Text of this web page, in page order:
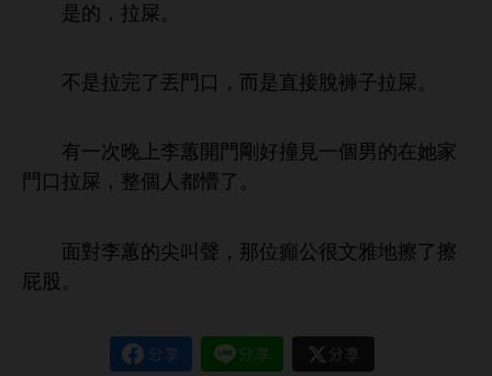
，拉屎。
拉完 丟 ，而 直接脫褲子拉屎。
次 李蕙 剛好撞見
個男
拉屎，
個 都懵 。
面對李蕙 尖叫 ， 位癲公很文雅 擦
擦
屁股。